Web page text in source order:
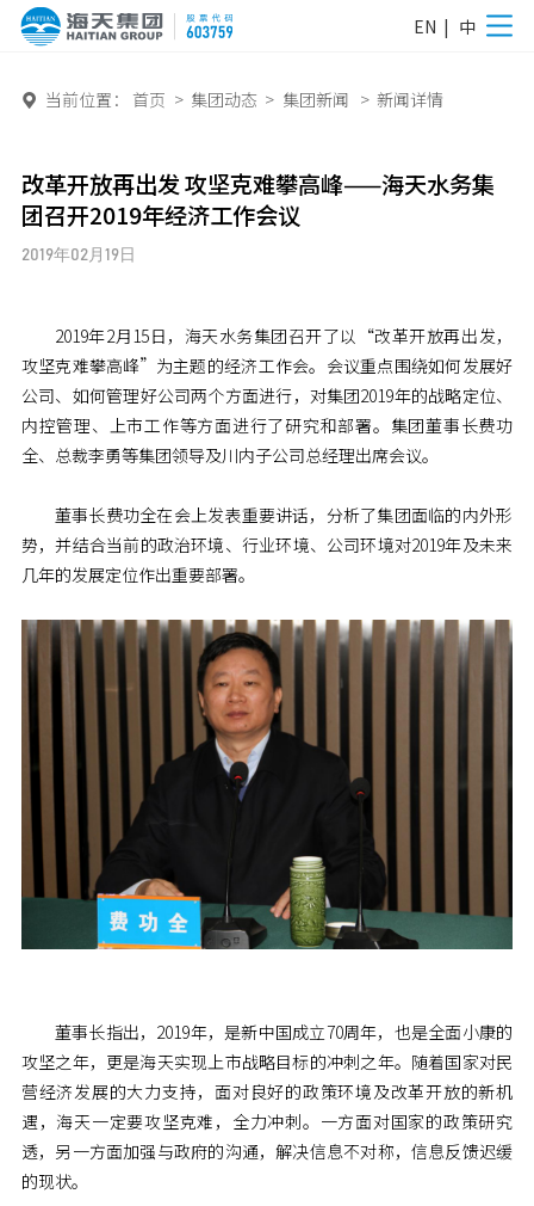
EN | 中
 当前位置： 首页 > 集团动态 > 集团新闻 > 新闻详情
改革开放再出发 攻坚克难攀高峰——海天水务集
团召开2019年经济工作会议
2019年02月19日
2019年2月15日，海天水务集团召开了以“改革开放再出发，
攻坚克难攀高峰”为主题的经济工作会。会议重点围绕如何发展好
公司、如何管理好公司两个方面进行，对集团2019年的战略定位、
内控管理、上市工作等方面进行了研究和部署。集团董事长费功
全、总裁李勇等集团领导及川内子公司总经理出席会议。
董事长费功全在会上发表重要讲话，分析了集团面临的内外形
势，并结合当前的政治环境、行业环境、公司环境对2019年及未来
几年的发展定位作出重要部署。
董事长指出，2019年，是新中国成立70周年，也是全面小康的
攻坚之年，更是海天实现上市战略目标的冲刺之年。随着国家对民
营经济发展的大力支持，面对良好的政策环境及改革开放的新机
遇，海天一定要攻坚克难，全力冲刺。一方面对国家的政策研究
透，另一方面加强与政府的沟通，解决信息不对称，信息反馈迟缓
的现状。